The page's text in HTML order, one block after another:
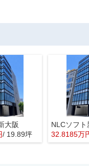
大阪
/ 19.89坪
NLCソフト
32.8185万